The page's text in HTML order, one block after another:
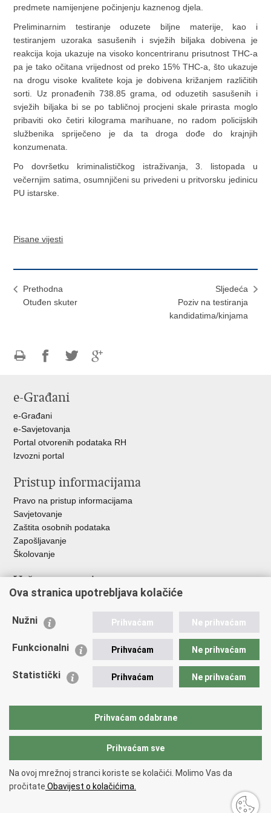
predmete namijenjene počinjenju kaznenog djela.
Preliminarnim testiranje oduzete biljne materije, kao i
testiranjem uzoraka sasušenih i svježih biljaka dobivena je
reakcija koja ukazuje na visoko koncentriranu prisutnost THC-a
pa je tako očitana vrijednost od preko 15% THC-a, što ukazuje
na drogu visoke kvalitete koja je dobivena križanjem različitih
sorti. Uz pronađenih 738.85 grama, od oduzetih sasušenih i
svježih biljaka bi se po tabličnoj procjeni skale prirasta moglo
pribaviti oko četiri kilograma marihuane, no radom policijskih
službenika spriječeno je da ta droga dođe do krajnjih
konzumenata.
Po dovršetku kriminalističkog istraživanja, 3. listopada u
večernjim satima, osumnjičeni su privedeni u pritvorsku jedinicu
PU istarske.
Pisane vijesti
Prethodna
Otuđen skuter
Sljedeća
Poziv na testiranja
kandidatima/kinjama
FacebookuTwitteru
e-Građani
e-Građani
e-Savjetovanja
Portal otvorenih podataka RH
Izvozni portal
Pristup informacijama
Pravo na pristup informacijama
Savjetovanje
Zaštita osobnih podataka
Zapošljavanje
Školovanje
Važne poveznice
Ministarstvo unutarnjih poslova
Udruge
Policijska akademija
Zaklada policijske solidarnosti
Vučetić"
Copyright © 2026 Policijska uprava istarska.
pristupačnosti.
Ova stranica upotrebljava kolačiće
Nužni Prihvaćam Ne prihvaćam
Funkcionalni Prihvaćam Ne prihvaćam
Statistički Prihvaćam Ne prihvaćam
Prihvaćam odabrane
Prihvaćam sve
Na ovoj mrežnoj stranci koriste se kolačići. Molimo Vas da
pročitate Obavijest o kolačićima.